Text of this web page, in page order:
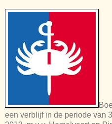
een verblijf in de periode van